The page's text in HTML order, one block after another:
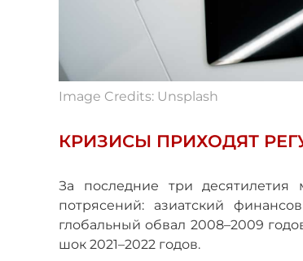
Image Credits: Unsplash
КРИЗИСЫ ПРИХОДЯТ
За последние три
потрясений: азиатский
глобальный обвал 2008–2009
шок 2021–2022 годов.